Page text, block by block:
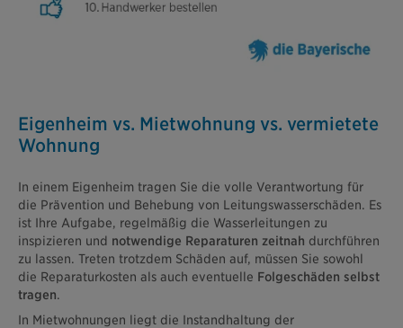
Eigenheim vs. Mietwohnung vs. vermietete
Wohnung
In einem Eigenheim tragen Sie die volle Verantwortung für
die Prävention und Behebung von Leitungswasserschäden. Es
ist Ihre Aufgabe, regelmäßig die Wasserleitungen zu
inspizieren und notwendige Reparaturen zeitnah durchführen
zu lassen. Treten trotzdem Schäden auf, müssen Sie sowohl
die Reparaturkosten als auch eventuelle Folgeschäden selbst
tragen.
In Mietwohnungen liegt die Instandhaltung der